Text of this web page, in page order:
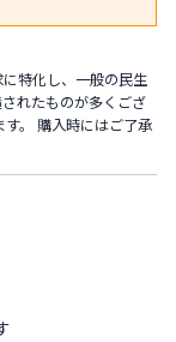
特化し、一般の民生
れたものが多くござ
。 購入時にはご了承